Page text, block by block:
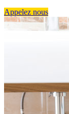
Appelez nous